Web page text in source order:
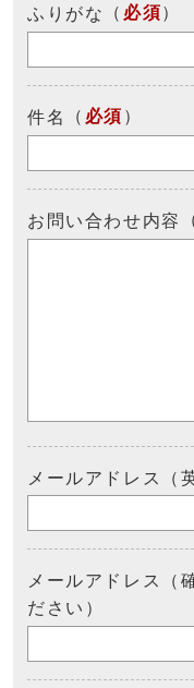
ふりがな （ 必須）
件名 （ 必須 ）
お問い合わせ内容
メールアドレス（
メールアドレス（
ださい）